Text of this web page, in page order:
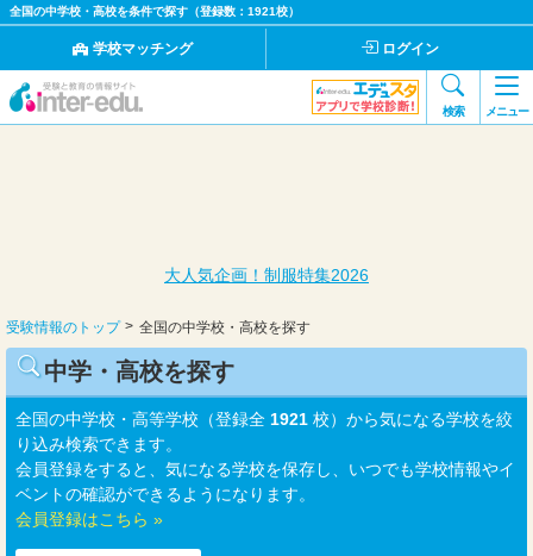
全国の中学校・高校を条件で探す（登録数：1921校）
学校マッチング ログイン
検索 メニュー
大人気企画！制服特集2026
受験情報のトップ 全国の中学校・高校を探す
中学・高校を探す
全国の中学校・高等学校（登録全 1921 校）から気になる学校を絞
り込み検索できます。
会員登録をすると、気になる学校を保存し、いつでも学校情報やイ
ベントの確認ができるようになります。
会員登録はこちら »